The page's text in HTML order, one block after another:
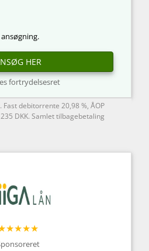
HER
fortrydelsesret
Fast debitorrente 20,98 %, ÅOP
DKK. Samlet tilbagebetaling